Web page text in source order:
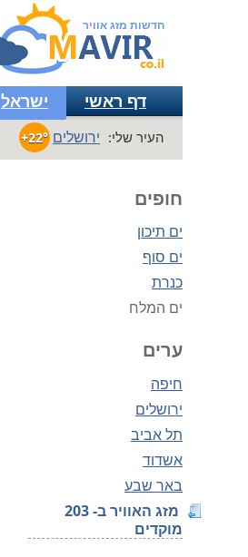
חדשות מזג אוויר
דף ראשי ישראל
העיר שלי: ירושלים +22°
חופים
ים תיכון
ים סוף
כנרת
ים המלח
ערים
חיפה
ירושלים
תל אביב
אשדוד
באר שבע
מזג האוויר ב- 203
מוקדים